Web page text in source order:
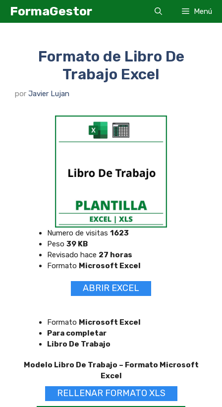
SaltarFormaGestor Menú
Formato de Libro De
Trabajo Excel
por Javier Lujan
Numero de visitas 1623
Peso 39 KB
Revisado hace 27 horas
Formato Microsoft Excel
ABRIR EXCEL
Formato Microsoft Excel
Para completar
Libro De Trabajo
Modelo Libro De Trabajo – Formato Microsoft
Excel
RELLENAR FORMATO XLS